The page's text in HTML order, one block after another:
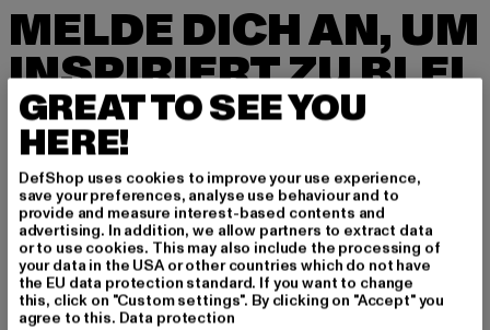
MELDE DICH AN, UM
INSPIRIERT ZU BLEI
BEN!
Melde dich hier für unseren Newsletter an und
erhalte künftig Informationen über aktuelle Tre
nds, Angebote und Gutscheine von DefShop p
er E-Mail!
An welchen Produkten bist du interessiert?
GREAT TO SEE YOU
HERE!
DefShop uses cookies to improve your use experience,
save your preferences, analyse use behaviour and to
provide and measure interest-based contents and
advertising. In addition, we allow partners to extract data
or to use cookies. This may also include the processing of
your data in the USA or other countries which do not have
the EU data protection standard. If you want to change
this, click on "Custom settings". By clicking on "Accept" you
agree to this. Data protection